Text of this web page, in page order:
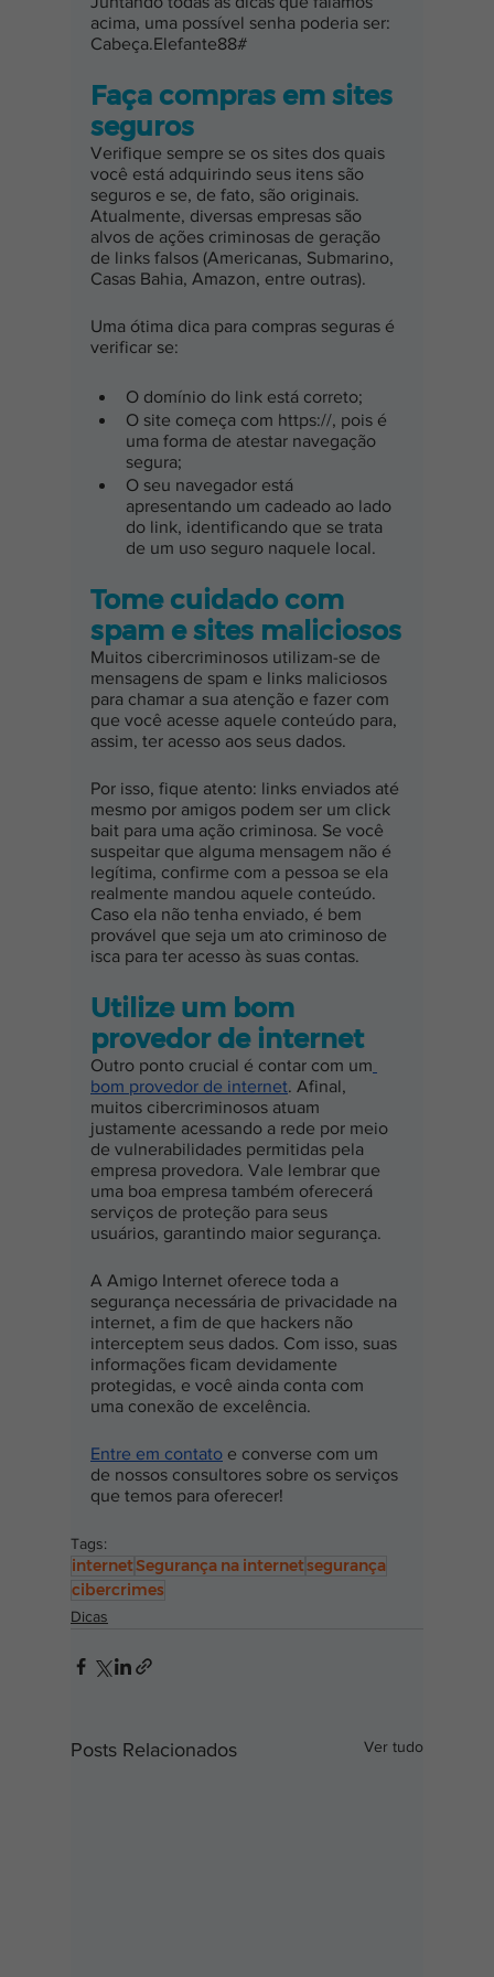
acima, uma possível senha poderia ser:
Cabeça.Elefante88#
Faça compras em sites
seguros
Verifique sempre se os sites dos quais
você está adquirindo seus itens são
seguros e se, de fato, são originais.
Atualmente, diversas empresas são
alvos de ações criminosas de geração
de links falsos (Americanas, Submarino,
Casas Bahia, Amazon, entre outras).
Uma ótima dica para compras seguras é
verificar se:
O domínio do link está correto;
O site começa com https://, pois é
uma forma de atestar navegação
segura;
O seu navegador está
apresentando um cadeado ao lado
do link, identificando que se trata
de um uso seguro naquele local.
Tome cuidado com
spam e sites maliciosos
Muitos cibercriminosos utilizam-se de
mensagens de spam e links maliciosos
para chamar a sua atenção e fazer com
que você acesse aquele conteúdo para,
assim, ter acesso aos seus dados.
Por isso, fique atento: links enviados até
mesmo por amigos podem ser um click
bait para uma ação criminosa. Se você
suspeitar que alguma mensagem não é
legítima, confirme com a pessoa se ela
realmente mandou aquele conteúdo.
Caso ela não tenha enviado, é bem
provável que seja um ato criminoso de
isca para ter acesso às suas contas.
Utilize um bom
provedor de internet
Outro ponto crucial é contar com um
bom provedor de internet. Afinal,
muitos cibercriminosos atuam
justamente acessando a rede por meio
de vulnerabilidades permitidas pela
empresa provedora. Vale lembrar que
uma boa empresa também oferecerá
serviços de proteção para seus
usuários, garantindo maior segurança.
A Amigo Internet oferece toda a
segurança necessária de privacidade na
internet, a fim de que hackers não
interceptem seus dados. Com isso, suas
informações ficam devidamente
protegidas, e você ainda conta com
uma conexão de excelência.
Entre em contato e converse com um
de nossos consultores sobre os serviços
que temos para oferecer!
Tags:
internetSegurança na internetsegurança
cibercrimes
Dicas
Posts Relacionados Ver tudo